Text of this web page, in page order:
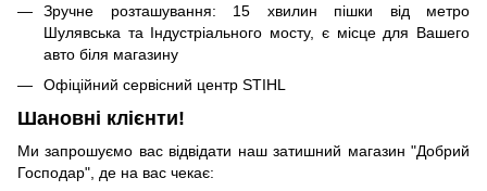
Зручне розташування: 15 хвилин пішки від метро
Шулявська та Індустріального мосту, є місце для Вашего
авто біля магазину
Офіційний сервісний центр STIHL
Шановні клієнти!
Ми запрошуємо вас відвідати наш затишний магазин "Добрий
Господар", де на вас чекає: